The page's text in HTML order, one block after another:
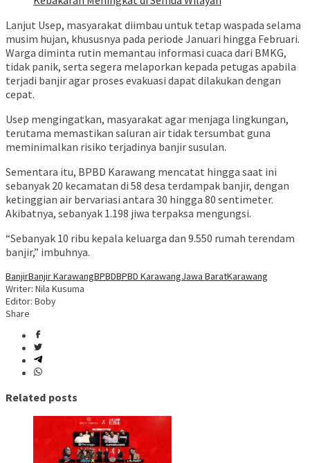
Lanjut Usep, masyarakat diimbau untuk tetap waspada selama
musim hujan, khususnya pada periode Januari hingga Februari.
Warga diminta rutin memantau informasi cuaca dari BMKG,
tidak panik, serta segera melaporkan kepada petugas apabila
terjadi banjir agar proses evakuasi dapat dilakukan dengan
cepat.
Usep mengingatkan, masyarakat agar menjaga lingkungan,
terutama memastikan saluran air tidak tersumbat guna
meminimalkan risiko terjadinya banjir susulan.
Sementara itu, BPBD Karawang mencatat hingga saat ini
sebanyak 20 kecamatan di 58 desa terdampak banjir, dengan
ketinggian air bervariasi antara 30 hingga 80 sentimeter.
Akibatnya, sebanyak 1.198 jiwa terpaksa mengungsi.
“Sebanyak 10 ribu kepala keluarga dan 9.550 rumah terendam
banjir,” imbuhnya.
BanjirBanjir KarawangBPBDBPBD KarawangJawa BaratKarawang
Writer: Nila Kusuma
Editor: Boby
Share
Related posts